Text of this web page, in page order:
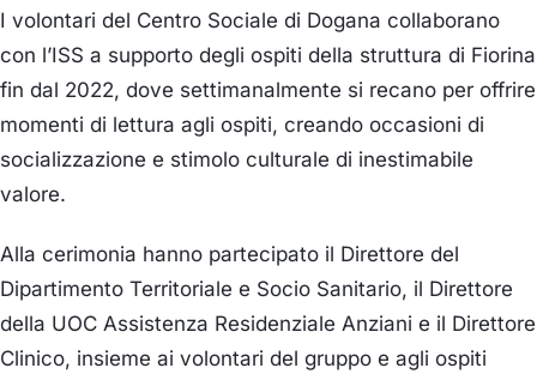
I volontari del Centro Sociale di Dogana collaborano
con l’ISS a supporto degli ospiti della struttura di Fiorina
fin dal 2022, dove settimanalmente si recano per offrire
momenti di lettura agli ospiti, creando occasioni di
socializzazione e stimolo culturale di inestimabile
valore.
Alla cerimonia hanno partecipato il Direttore del
Dipartimento Territoriale e Socio Sanitario, il Direttore
della UOC Assistenza Residenziale Anziani e il Direttore
Clinico, insieme ai volontari del gruppo e agli ospiti